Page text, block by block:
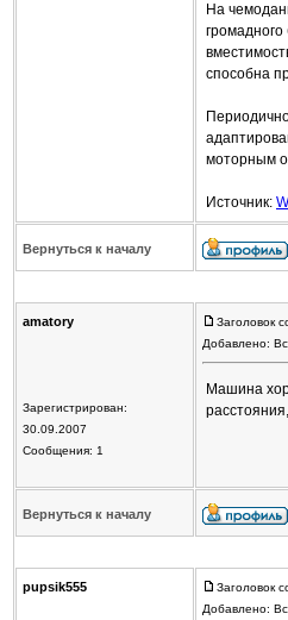
На
способна
моторным
Источник:
Вернуться к началу
amatory
Зарегистрирован:
30.09.2007
Сообщения: 1
Заголовок
Добавлено:
Машина
Вернуться к началу
pupsik555
Заголовок
Добавлено: